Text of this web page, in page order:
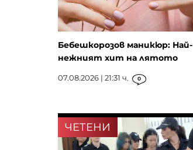
Бебешкорозов маникюр: Най-
нежният хит на лятото
07.08.2026 | 21:31 ч. 0
ЧЕТЕНИ